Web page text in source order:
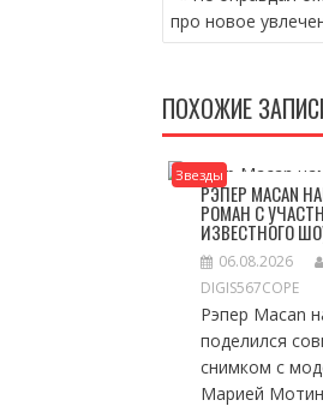
ПО
ЗАПИСЯМ
про новое
ПОХОЖИЕ
Звезды
РЭПЕР MACAN
РОМАН С
ИЗВЕСТНОГО
06.08.2026
DIGIS567COPE
Рэпер Macan
поделился
снимком с
Марией